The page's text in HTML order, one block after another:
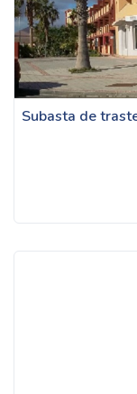
Subasta de